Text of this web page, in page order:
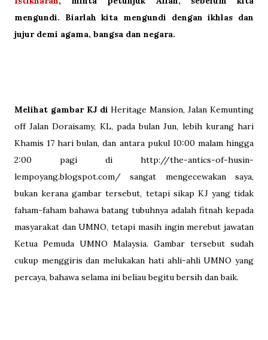
mengundi. Biarlah kita mengundi dengan ikhlas dan
jujur demi agama, bangsa dan negara.
Melihat gambar KJ diHeritage Mansion, Jalan Kemunting
off Jalan Doraisamy, KL, pada bulan Jun, lebih kurang hari
Khamis 17 hari bulan, dan antara pukul 10:00 malam hingga
2:00 pagi di http://the-antics-of-husin-
lempoyang.blogspot.com/ sangat mengecewakan saya,
bukan kerana gambar tersebut, tetapi sikap KJ yang tidak
faham-faham bahawa batang tubuhnya adalah fitnah kepada
masyarakat dan UMNO, tetapi masih ingin merebut jawatan
Ketua Pemuda UMNO Malaysia. Gambar tersebut sudah
cukup menggiris dan melukakan hati ahli-ahli UMNO yang
percaya, bahawa selama ini beliau begitu bersih dan baik.